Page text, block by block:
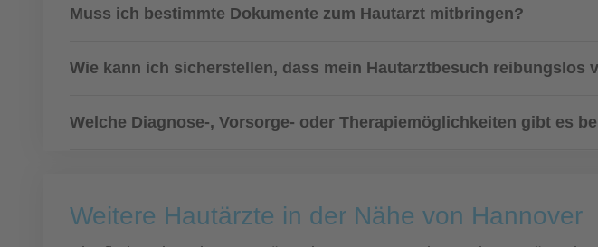
Muss ich bestimmte Dokumente zum Hautarzt mitbringen?
Wie kann ich sicherstellen, dass mein Hautarztbesuch reibungslos
Welche Diagnose-, Vorsorge- oder Therapiemöglichkeiten gibt es
Weitere Hautärzte in der Nähe von Hannover